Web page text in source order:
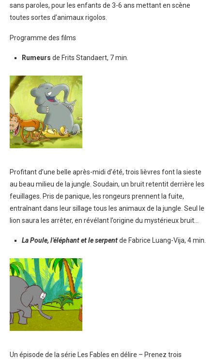
sans paroles, pour les enfants de 3-6 ans mettant en scène
toutes sortes d’animaux rigolos.
Programme des films
Rumeurs de Frits Standaert, 7 min.
Profitant d’une belle après-midi d’été, trois lièvres font la sieste
au beau milieu de la jungle. Soudain, un bruit retentit derrière les
feuillages. Pris de panique, les rongeurs prennent la fuite,
entraînant dans leur sillage tous les animaux de la jungle. Seul le
lion saura les arrêter, en révélant l’origine du mystérieux bruit…
La Poule, l’éléphant et le serpentde Fabrice Luang-Vija, 4 min.
Un épisode de la série Les Fables en délire – Prenez trois